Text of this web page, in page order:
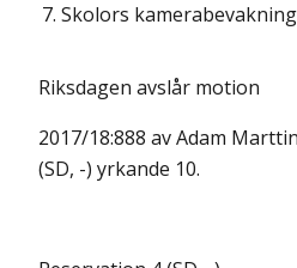
7. Skolors kamerabevakning
Riksdagen avslår motion
2017/18:888 av Adam
(SD, -) yrkande 10.